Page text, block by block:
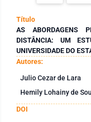
Título
AS ABORDAGENS
DISTÂNCIA: UM
UNIVERSIDADE DO
Autores:
Julio Cezar de Lara
Hemily Lohainy de
DOI